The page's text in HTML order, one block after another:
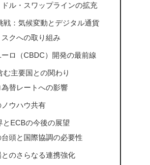
ル・スワップラインの拡充
戦：気候変動とデジタル通貨
クへの取り組み
ロ（CBDC）開発の最前線
む主要国との関わり
替レートへの影響
ウハウ共有
とECBの今後の展望
頭と国際協調の必要性
のさらなる連携強化